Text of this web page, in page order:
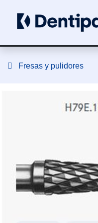
Fresas y pulidores